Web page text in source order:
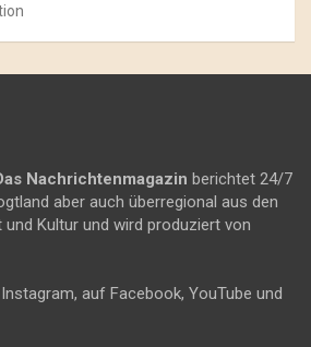
Nachrichtenmagazin berichtet 24/7
aber auch überregional aus den
Kultur und wird produziert von
auf Facebook, YouTube und